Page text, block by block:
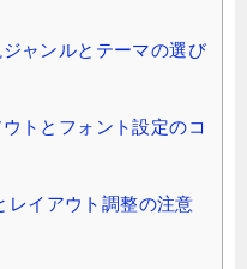
ャンルとテーマの選び
トとフォント設定のコ
イアウト調整の注意